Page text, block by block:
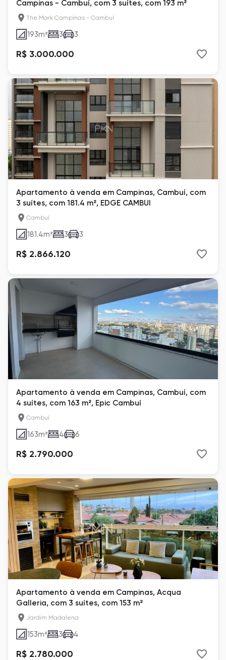
Campinas - Cambuí, com 3 suítes, com 193 m²
The Mark Campinas - Cambuí
193m² 3 3
R$ 3.000.000
Apartamento à venda em Campinas, Cambuí, com
3 suítes, com 181.4 m², EDGE CAMBUI
Cambuí
181.4m² 3 3
R$ 2.866.120
Apartamento à venda em Campinas, Cambuí, com
4 suítes, com 163 m², Epic Cambuí
Cambuí
163m² 4 6
R$ 2.790.000
Apartamento à venda em Campinas, Acqua
Galleria, com 3 suítes, com 153 m²
Jardim Madalena
153m² 3 4
R$ 2.780.000